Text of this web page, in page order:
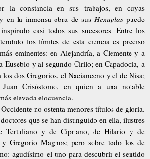
la constancia en sus trabajos, en cuyas
en la inmensa obra de sus Hexaplaspuede
casi todos sus sucesores. Entre los
los límites de esta ciencia es preciso
eminentes: en Alejandría, a Clemente y a
Eusebio y al segundo Cirilo; en Capadocia, a
dos Gregorios, el Nacianceno y el de Nisa;
Crisóstomo, en quien a una notable
elevada elocuencia.
no ostenta menores títulos de gloria.
que se han distinguido en ella, ilustres
Tertuliano y de Cipriano, de Hilario y de
Gregorio Magnos; pero sobre todo los de
agudísimo el uno para descubrir el sentido